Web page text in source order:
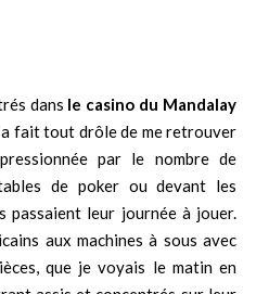
dans le casino du Mandalay
fait tout drôle de me retrouver
par le nombre de
de poker ou devant les
passaient leur journée à jouer.
aux machines à sous avec
que je voyais le matin en